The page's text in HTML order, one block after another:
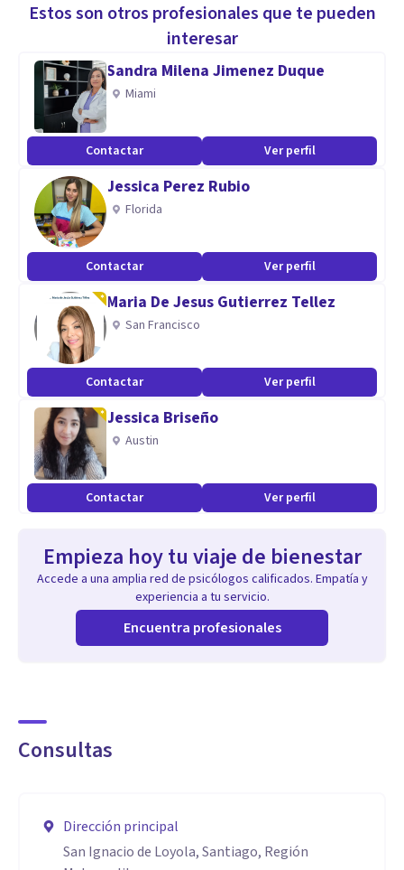
libremente para reflexionar sobre sí mismos, explorar
desarrollar habilidades prácticas para enfrentar los
desafíos de la vida.
Aptitudes
Soy una profesional que valora el crecimiento continuo,
tanto en mi vida personal como en mi práctica, lo que me
permite ofrecer un servicio actualizado y adaptado a las
necesidades individuales de cada cliente.
Estos son otros profesionales que te pueden
interesar
Sandra Milena Jimenez Duque
Miami
Contactar Ver perfil
Jessica Perez Rubio
Florida
Contactar Ver perfil
Maria De Jesus Gutierrez Tellez
San Francisco
Contactar Ver perfil
Jessica Briseño
Austin
Contactar Ver perfil
Empieza hoy tu viaje de bienestar
Accede a una amplia red de psicólogos calificados. Empatía y
experiencia a tu servicio.
Encuentra profesionales
Consultas
Dirección principal
San Ignacio de Loyola, Santiago, Región